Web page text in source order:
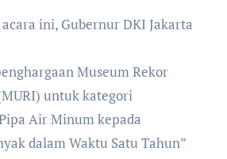
ini, Gubernur DKI Jakarta
Museum Rekor
untuk kategori
Air Minum kepada
dalam Waktu Satu Tahun”